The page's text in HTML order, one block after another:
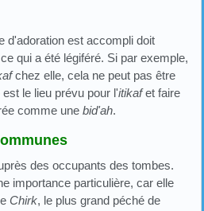
d'adoration est accompli doit
qui a été légiféré. Si par exemple,
chez elle, cela ne peut pas être
le lieu prévu pour l'itikafet faire
comme une bid'ah.
des occupants des tombes.
importance particulière, car elle
Chirk, le plus grand péché de